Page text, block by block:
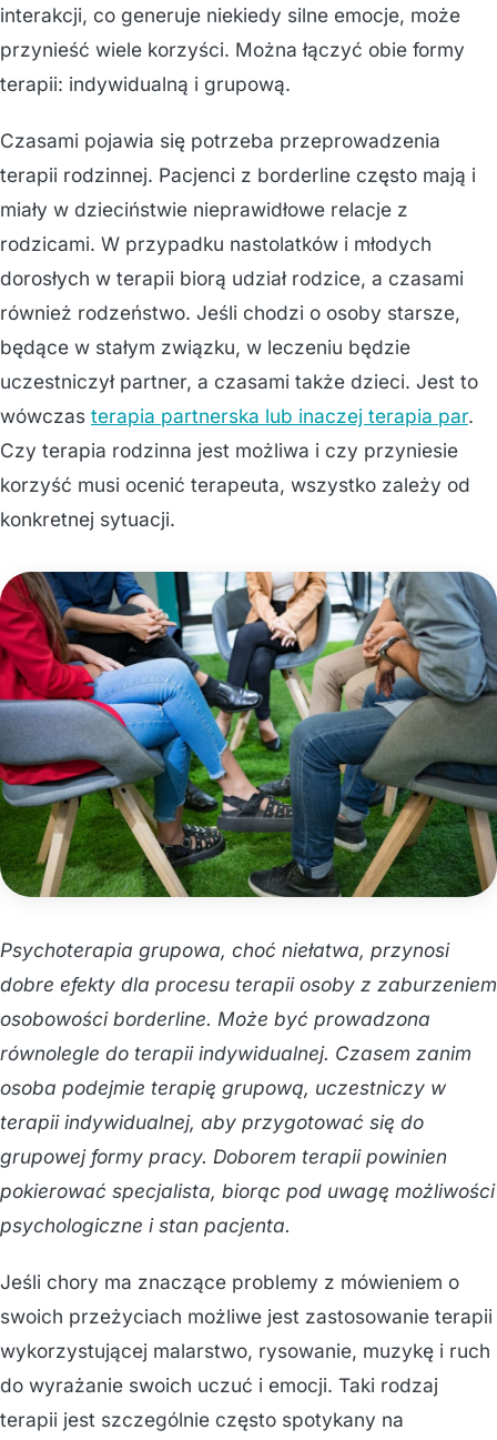
interakcji, co generuje niekiedy silne emocje, może
przynieść wiele korzyści. Można łączyć obie formy
terapii: indywidualną i grupową.
Czasami pojawia się potrzeba przeprowadzenia
terapii rodzinnej. Pacjenci z borderline często mają i
miały w dzieciństwie nieprawidłowe relacje z
rodzicami. W przypadku nastolatków i młodych
dorosłych w terapii biorą udział rodzice, a czasami
również rodzeństwo. Jeśli chodzi o osoby starsze,
będące w stałym związku, w leczeniu będzie
uczestniczył partner, a czasami także dzieci. Jest to
wówczas terapia partnerska lub inaczej terapia par.
Czy terapia rodzinna jest możliwa i czy przyniesie
korzyść musi ocenić terapeuta, wszystko zależy od
konkretnej sytuacji.
Psychoterapia grupowa, choć niełatwa, przynosi
dobre efekty dla procesu terapii osoby z zaburzeniem
osobowości borderline. Może być prowadzona
równolegle do terapii indywidualnej. Czasem zanim
osoba podejmie terapię grupową, uczestniczy w
terapii indywidualnej, aby przygotować się do
grupowej formy pracy. Doborem terapii powinien
pokierować specjalista, biorąc pod uwagę możliwości
psychologiczne i stan pacjenta.
Jeśli chory ma znaczące problemy z mówieniem o
swoich przeżyciach możliwe jest zastosowanie terapii
wykorzystującej malarstwo, rysowanie, muzykę i ruch
do wyrażanie swoich uczuć i emocji. Taki rodzaj
terapii jest szczególnie często spotykany na